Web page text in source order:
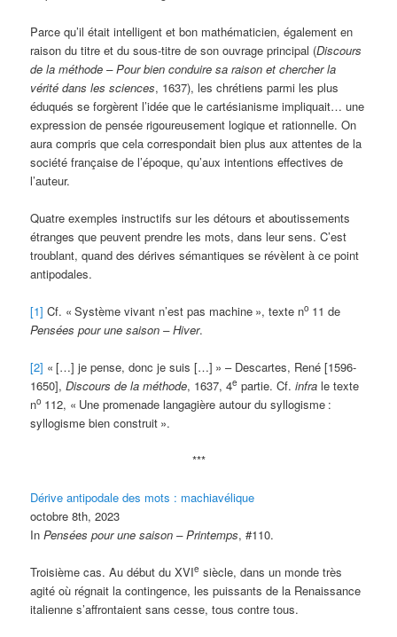
Parce qu’il était intelligent et bon mathématicien, également en
raison du titre et du sous-titre de son ouvrage principal (Discours
de la méthode –Pour bien conduire sa raison et chercher la
vérité dans les sciences, 1637), les chrétiens parmi les plus
éduqués se forgèrent l’idée que le cartésianisme impliquait… une
expression de pensée rigoureusement logique et rationnelle. On
aura compris que cela correspondait bien plus aux attentes de la
société française de l’époque, qu’aux intentions effectives de
l’auteur.
Quatre exemples instructifs sur les détours et aboutissements
étranges que peuvent prendre les mots, dans leur sens. C’est
troublant, quand des dérives sémantiques se révèlent à ce point
antipodales.
[1] Cf. « Système vivant n’est pas machine », texte no 11 de
Pensées pour une saison – Hiver.
[2] « […] je pense, donc je suis […] » – Descartes, René [1596-
1650],Discours de la méthode, 1637, 4e partie. Cf.infra le texte
no 112, « Une promenade langagière autour du syllogisme :
syllogisme bien construit ».
***
Dérive antipodale des mots : machiavélique
octobre 8th, 2023
InPensées pour une saison – Printemps, #110.
Troisième cas. Au début du XVIe siècle, dans un monde très
agité où régnait la contingence, les puissants de la Renaissance
italienne s’affrontaient sans cesse, tous contre tous.